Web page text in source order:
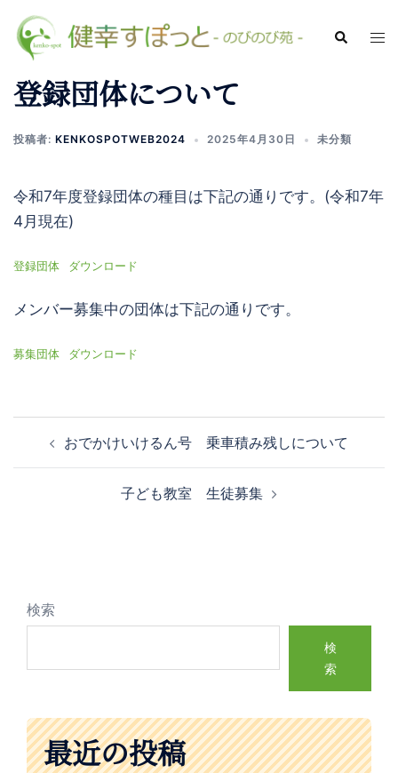
登録団体について
投稿者: KENKOSPOTWEB2024 2025年4月30日 未分類
令和7年度登録団体の種目は下記の通りです。(令和7年
4月現在)
登録団体 ダウンロード
メンバー募集中の団体は下記の通りです。
募集団体 ダウンロード
おでかけいけるん号 乗車積み残しについて
子ども教室 生徒募集
検索
検
索
最近の投稿